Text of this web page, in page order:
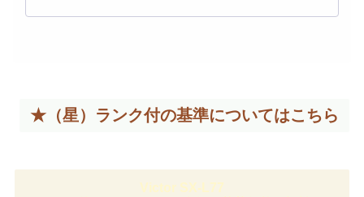
★（星）ランク付の基準についてはこちら
Victor SX-L77